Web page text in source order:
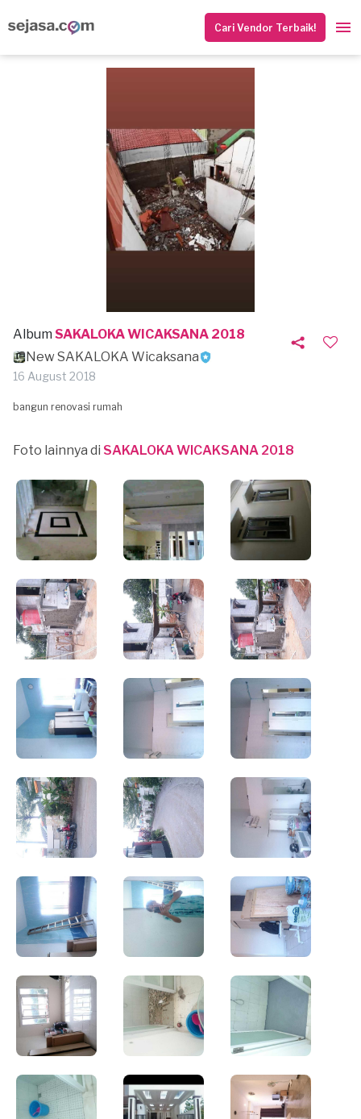
Cari Vendor Terbaik!
Album SAKALOKA WICAKSANA 2018
New SAKALOKA Wicaksana
16 August 2018
bangun renovasi rumah
Foto lainnya di SAKALOKA WICAKSANA 2018